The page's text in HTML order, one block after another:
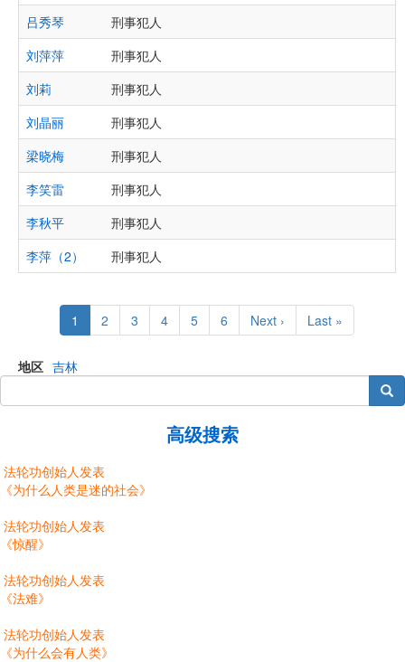
吕秀琴
刑事犯人
刘萍萍
刑事犯人
刘莉
刑事犯人
刘晶丽
刑事犯人
梁晓梅
刑事犯人
李笑雷
刑事犯人
李秋平
刑事犯人
李萍（2）
刑事犯人
Pagination
Current
page
1 Page
2 Page
3 Page
4 Page
5 Page
6
Next
page
Next ›
Last
page
Last »
地区 吉林
搜索
高级搜索
法轮功创始人发表
《为什么人类是迷的社会》
法轮功创始人发表
《惊醒》
法轮功创始人发表
《法难》
法轮功创始人发表
《为什么会有人类》